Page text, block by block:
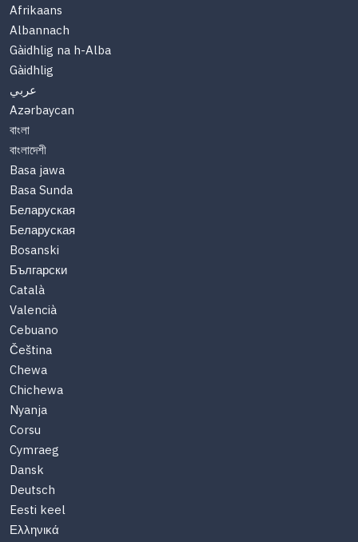
Afrikaans
Albannach
Gàidhlig na h-Alba
Gàidhlig
عربي
Azərbaycan
বাংলা
বাংলাদেশী
Basa jawa
Basa Sunda
Беларуская
Беларуская
Bosanski
Български
Català
Valencià
Cebuano
Čeština
Chewa
Chichewa
Nyanja
Corsu
Cymraeg
Dansk
Deutsch
Eesti keel
Ελληνικά